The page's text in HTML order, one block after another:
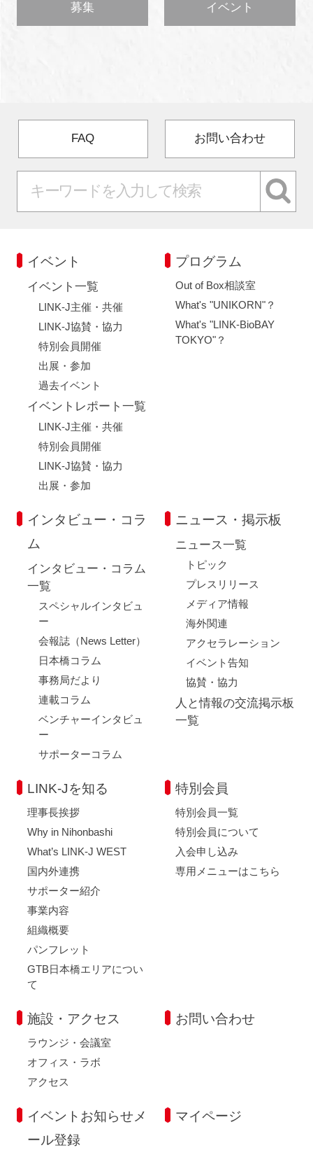
募集 イベント
FAQ お問い合わせ
イベント
イベント一覧
LINK-J主催・共催
LINK-J協賛・協力
特別会員開催
出展・参加
過去イベント
イベントレポート一覧
LINK-J主催・共催
特別会員開催
LINK-J協賛・協力
出展・参加
プログラム
Out of Box相談室
What's "UNIKORN"？
What's "LINK-BioBAY
TOKYO"？
インタビュー・コラ
ム
インタビュー・コラム
一覧
スペシャルインタビュ
ー
会報誌（News Letter）
日本橋コラム
事務局だより
連載コラム
ベンチャーインタビュ
ー
サポーターコラム
ニュース・掲示板
ニュース一覧
トピック
プレスリリース
メディア情報
海外関連
アクセラレーション
イベント告知
協賛・協力
人と情報の交流掲示板
一覧
LINK-Jを知る
理事長挨拶
Why in Nihonbashi
What’s LINK-J WEST
国内外連携
サポーター紹介
事業内容
組織概要
パンフレット
GTB日本橋エリアについ
て
特別会員
特別会員一覧
特別会員について
入会申し込み
専用メニューはこちら
施設・アクセス
ラウンジ・会議室
オフィス・ラボ
アクセス
お問い合わせ
イベントお知らせメ
ール登録
マイページ